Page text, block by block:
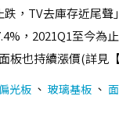
，TV去庫存近尾
，2021Q1至今為
也持續漲價(詳見
光板 、 玻璃基板 、